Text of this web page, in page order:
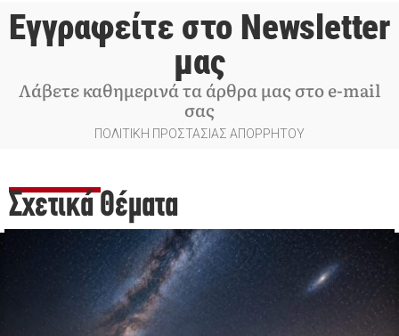
Εγγραφείτε στο Newsletter
μας
Λάβετε καθημερινά τα άρθρα μας στο e-mail
σας
ΠΟΛΙΤΙΚΗ ΠΡΟΣΤΑΣΙΑΣ ΑΠΟΡΡΗΤΟΥ
Σχετικά Θέματα